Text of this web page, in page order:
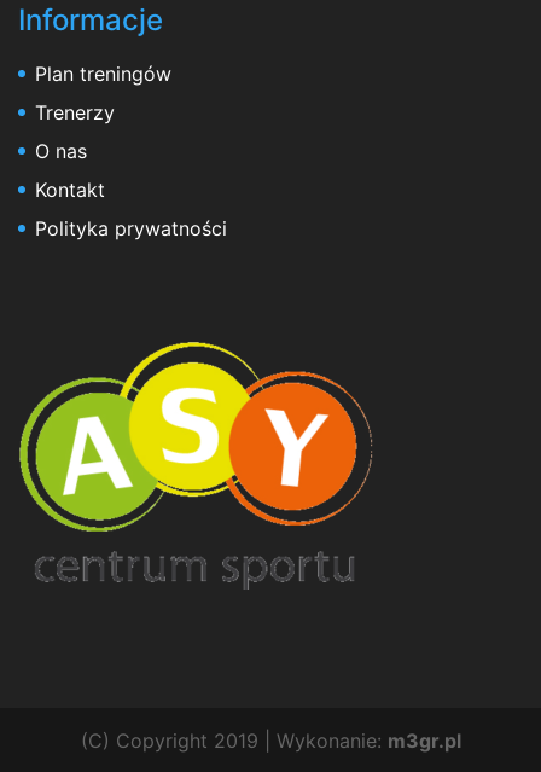
Informacje
Plan treningów
Trenerzy
O nas
Kontakt
Polityka prywatności
(C) Copyright 2019 | Wykonanie: m3gr.pl